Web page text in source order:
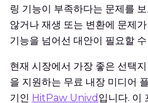
링 기능이 부족하다는 문제를
않거나 재생 또는 변환에 문제
기능을 넘어선 대안이 필요할
현재 시장에서 가장 좋은 선택
을 지원하는 무료 내장 미디어
기인 HitPaw Univd 입니다. 이